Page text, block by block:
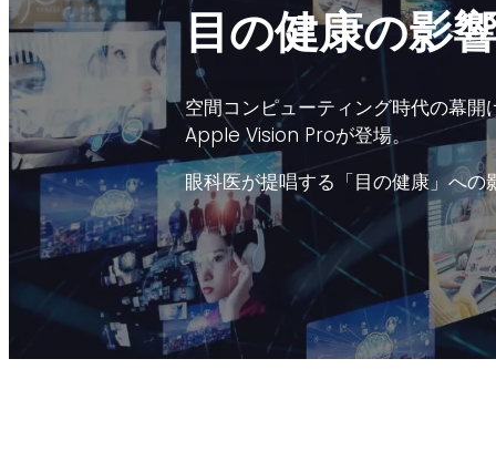
目の健康の影
空間コンピューティング時代の幕開
Apple Vision Proが登場。
眼科医が提唱する「目の健康」への